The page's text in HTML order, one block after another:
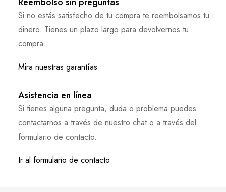
Si no estás satisfecho de tu compra te reembolsamos tu
dinero. Tienes un plazo largo para devolvernos tu
compra.
Mira nuestras garantías
Asistencia en línea
Si tienes alguna pregunta, duda o problema puedes
contactarnos a través de nuestro chat o a través del
formulario de contacto.
Ir al formulario de contacto